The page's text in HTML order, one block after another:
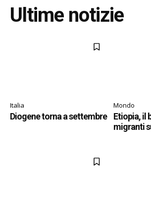
Ultime notizie
Italia
Diogene torna a settembre
Mondo
Etiopia, il
migranti